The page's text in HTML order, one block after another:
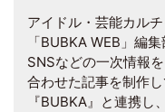
アイドル・芸能カル
「BUBKA WEB」編
SNSなどの一次情報
合わせた記事を制作
『BUBKA』と連携し